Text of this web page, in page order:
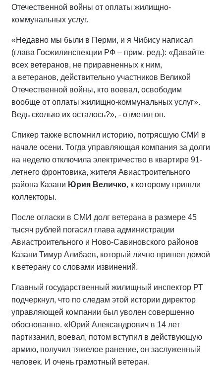
Отечественной войны от оплаты жилищно-
коммунальных услуг.
«Недавно мы были в Перми, и я Чибису написал
(глава Госжилинспекции РФ – прим. ред.): «Давайте
всех ветеранов, не приравненных к ним,
а ветеранов, действительно участников Великой
Отечественной войны, кто воевал, освободим
вообще от оплаты жилищно-коммунальных услуг».
Ведь сколько их осталось?», - отметил он.
Спикер также вспомнил историю, потрясшую СМИ в
начале осени. Тогда управляющая компания за долги
на неделю отключила электричество в квартире 91-
летнего фронтовика, жителя Авиастроительного
района Казани Юрия Величко, к которому пришли
коллекторы.
После огласки в СМИ долг ветерана в размере 45
тысяч рублей погасил глава администрации
Авиастроительного и Ново-Савиновского районов
Казани Тимур Алибаев, который лично пришел домой
к ветерану со словами извинений.
Главный государственный жилищный инспектор РТ
подчеркнул, что по следам этой истории директор
управляющей компании был уволен совершенно
обоснованно. «Юрий Александрович в 14 лет
партизанил, воевал, потом вступил в действующую
армию, получил тяжелое ранение, он заслуженный
человек. И очень грамотный ветеран.